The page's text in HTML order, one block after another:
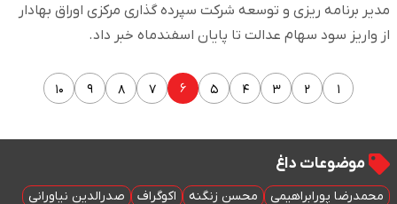
مدیر برنامه ریزی و توسعه شرکت سپرده گذاری مرکزی اوراق بهادار
از واریز سود سهام عدالت تا پایان اسفندماه خبر داد.
۱ ۲ ۳ ۴ ۵ ۶ ۷ ۸ ۹ ۱۰
موضوعات داغ
محمدرضا پورابراهیمی محسن زنگنه اکوگراف صدرالدین نیاورانی